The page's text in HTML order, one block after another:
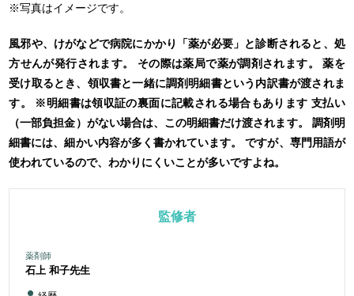
※写真はイメージです。
風邪や、けがなどで病院にかかり「薬が必要」と診断されると、処
方せんが発行されます。
その際は薬局で薬が調剤されます。
薬を
受け取るとき、領収書と一緒に調剤明細書という内訳書が渡されま
す。
※明細書は領収証の裏面に記載される場合もあります 支払い
（一部負担金）がない場合は、この明細書だけ渡されます。
調剤明
細書には、細かい内容が多く書かれています。
ですが、専門用語が
使われているので、わかりにくいことが多いですよね。
監修者
薬剤師
石上 和子先生